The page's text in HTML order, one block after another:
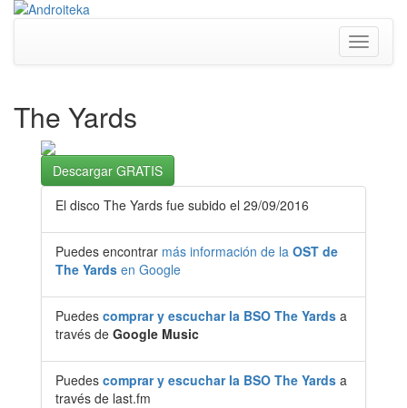
Toggle
The Yards
Descargar GRATIS
El disco The Yards fue subido el 29/09/2016
Puedes encontrar más información de la OST de
The Yards en Google
Puedes comprar y escuchar la BSO The Yards a
través de Google Music
Puedes comprar y escuchar la BSO The Yards a
través de last.fm